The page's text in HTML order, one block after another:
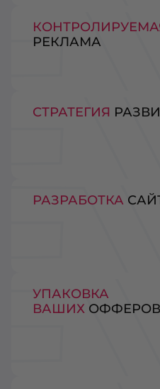
РЕКЛАМА
СТРАТЕГИЯ
РАЗРАБОТКА
УПАКОВКА
ВАШИХ ОФФЕРОВ